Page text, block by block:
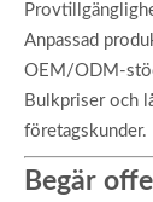
Anpassad
OEM/ODM-
Bulkpriser och
företagskunder.
Begär